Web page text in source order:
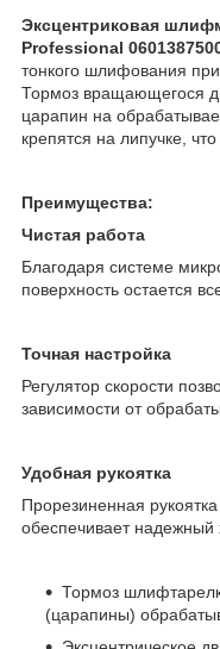
Эксцентриковая
Professional
тонкого шлифования при
Тормоз вращающегося
царапин на
крепятся на липучке,
Преимущества:
Чистая работа
Благодаря системе
поверхность остается
Точная настройка
Регулятор скорости
зависимости от
Удобная рукоятка
Прорезиненная
обеспечивает надежный
Тормоз
(царапины)